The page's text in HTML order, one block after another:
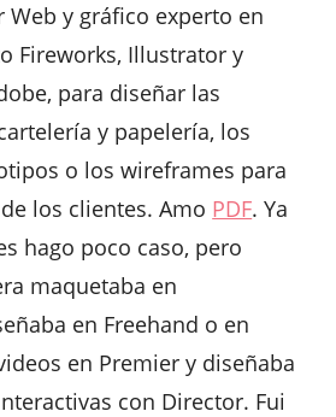
Web y gráfico experto en
Fireworks, Illustrator y
para diseñar las
y papelería, los
o los wireframes para
los clientes. Amo PDF. Ya
hago poco caso, pero
maquetaba en
en Freehand o en
en Premier y diseñaba
con Director. Fui